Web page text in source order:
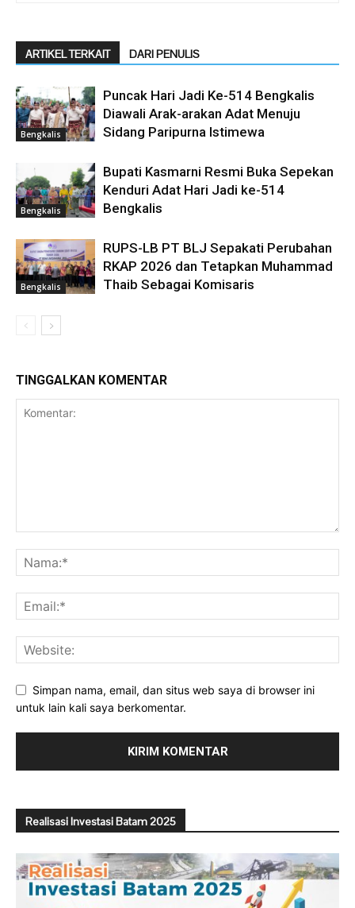
ARTIKEL TERKAIT DARI PENULIS
Bengkalis
Puncak Hari Jadi Ke-514 Bengkalis
Diawali Arak-arakan Adat Menuju
Sidang Paripurna Istimewa
Bengkalis
Bupati Kasmarni Resmi Buka Sepekan
Kenduri Adat Hari Jadi ke-514
Bengkalis
Bengkalis
RUPS-LB PT BLJ Sepakati Perubahan
RKAP 2026 dan Tetapkan Muhammad
Thaib Sebagai Komisaris
TINGGALKAN KOMENTAR
Simpan nama, email, dan situs web saya di browser ini
untuk lain kali saya berkomentar.
Realisasi Investasi Batam 2025